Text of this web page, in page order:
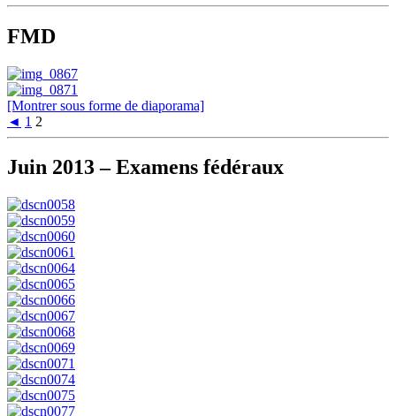
FMD
[Montrer sous forme de diaporama]
◄ 1 2
Juin 2013 – Examens fédéraux